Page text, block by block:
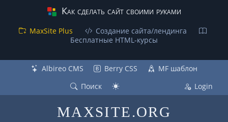
Как сделать сайт своими руками
MaxSite Plus
Создание сайта/лендинга
Бесплатные НТML-курсы
MAXSITE.ORG
Albireo CMS Berry CSS
MF шаблон
Поиск
Login